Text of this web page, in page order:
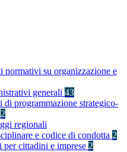
normativi su organizzazione e
generali 43
di programmazione strategico-
2
regionali
e codice di condotta 2
cittadini e imprese 2